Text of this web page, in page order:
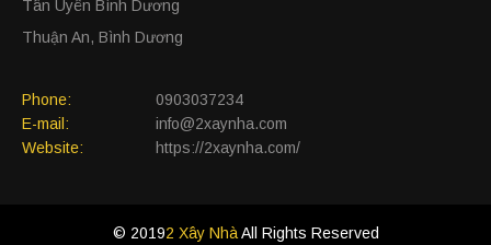
Tân Uyên Bình Dương
Thuận An, Bình Dương
Phone:
0903037234
E-mail:
info@2xaynha.com
Website:
https://2xaynha.com/
© 20192 Xây NhàAll Rights Reserved